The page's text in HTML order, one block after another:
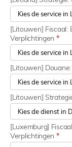
[Litouwen] Fiscaal:
Verplichtingen *
[Litouwen]
[Litouwen]
[Luxemburg]
Verplichtingen *